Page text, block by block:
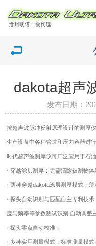
dakota超声
发布日期：
按超声波脉冲反射原理设计的测厚
生产设备中各种管道和压力容器进
时代超声波测厚仪可广泛应用于石
· 穿越涂层测厚：无需清除被测物
· 两种穿越dakota涂层测厚模式：薄
· 探头自动识别与匹配自主专利技
度与频率等参数测试识别,自动调整
· 探头零点自动校准；
· 多种实用测量模式：标准测量模